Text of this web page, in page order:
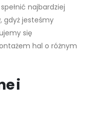
najbardziej
gdyż jesteśmy
się
hal o różnym
i